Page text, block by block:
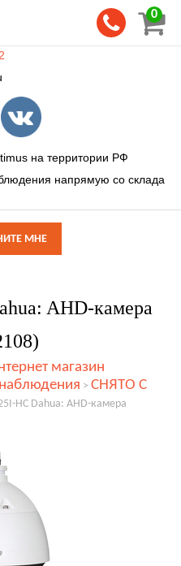
0
на территории РФ
напрямую со склада
МНЕ
AHD-камера
магазин
> СНЯТО С
HC Dahua: AHD-камера